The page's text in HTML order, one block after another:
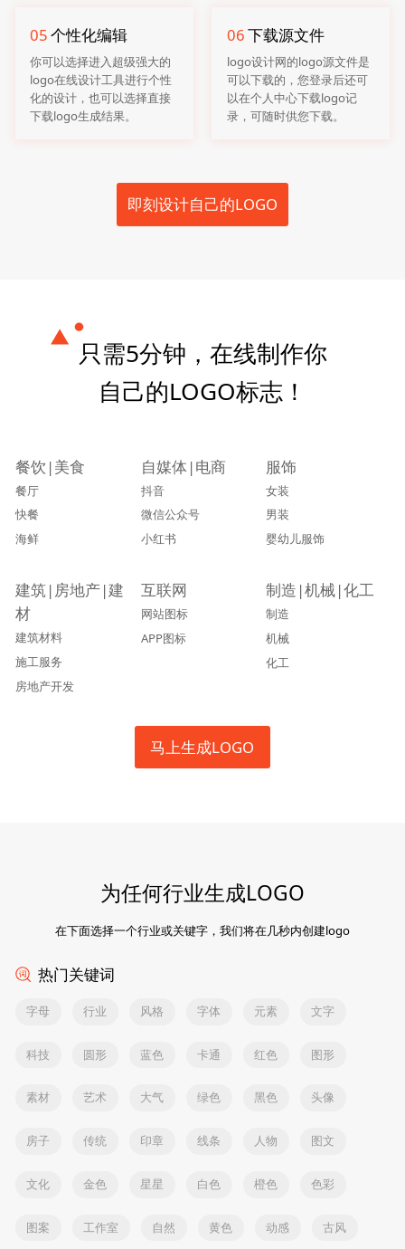
05个性化编辑
你可以选择进入超级强大的
logo在线设计工具进行个性
化的设计，也可以选择直接
下载logo生成结果。
06下载源文件
logo设计网的logo源文件是
可以下载的，您登录后还可
以在个人中心下载logo记
录，可随时供您下载。
即刻设计自己的LOGO
只需5分钟，在线制作你
自己的LOGO标志！
餐饮|美食
餐厅
快餐
海鲜
自媒体|电商
抖音
微信公众号
小红书
服饰
女装
男装
婴幼儿服饰
建筑|房地产|建
材
建筑材料
施工服务
房地产开发
互联网
网站图标
APP图标
制造|机械|化工
制造
机械
化工
马上生成LOGO
为任何行业生成LOGO
在下面选择一个行业或关键字，我们将在几秒内创建logo
热门关键词
字母 行业 风格 字体 元素 文字
科技 圆形 蓝色 卡通 红色 图形
素材 艺术 大气 绿色 黑色 头像
房子 传统 印章 线条 人物 图文
文化 金色 星星 白色 橙色 色彩
图案 工作室 自然 黄色 动感 古风